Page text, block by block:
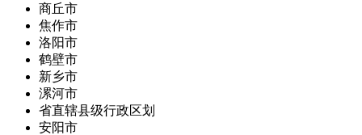
商丘市
焦作市
洛阳市
鹤壁市
新乡市
漯河市
省直辖县级行政区划
安阳市